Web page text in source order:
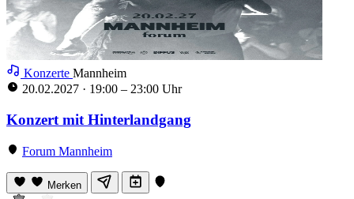
Konzerte Mannheim
20.02.2027 · 19:00 – 23:00 Uhr
Konzert mit Hinterlandgang
Forum Mannheim
Merken